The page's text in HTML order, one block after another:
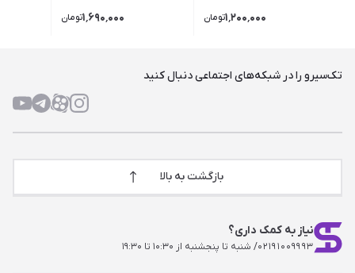
۱٬۲۰۰٬۰۰۰تومان ۱٬۶۹۰٬۰۰۰تومان
تک‌سیرو را در شبکه‌های اجتماعی دنبال کنید
نیاز به کمک داری؟
۰۲۱۹۱۰۰۹۹۹۳/ شنبه تا پنجشنبه از ۱۰:۳۰ تا ۱۹:۳۰
بازگشت به بالا